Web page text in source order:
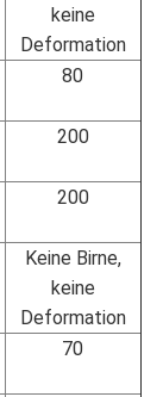
keine
Deformation
80
200
200
Keine Birne,
keine
Deformation
70